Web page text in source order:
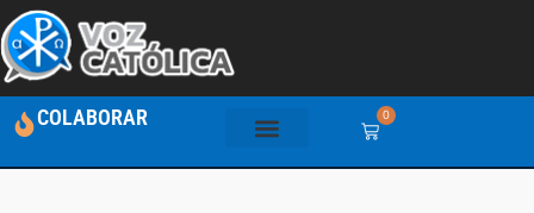
COLABORAR 0